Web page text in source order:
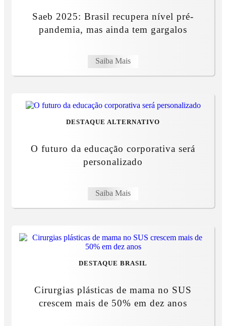
Saeb 2025: Brasil recupera nível pré-
pandemia, mas ainda tem gargalos
Saiba Mais
DESTAQUE ALTERNATIVO
O futuro da educação corporativa será
personalizado
Saiba Mais
DESTAQUE BRASIL
Cirurgias plásticas de mama no SUS
crescem mais de 50% em dez anos